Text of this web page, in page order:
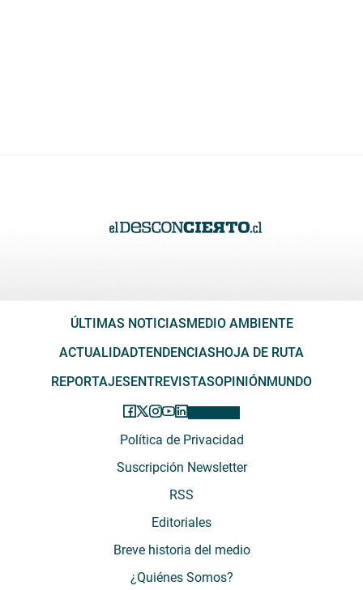
ÚLTIMAS NOTICIASMEDIO AMBIENTE
ACTUALIDADTENDENCIASHOJA DE RUTA
REPORTAJESENTREVISTASOPINIÓNMUNDO
Política de Privacidad
Suscripción Newsletter
RSS
Editoriales
Breve historia del medio
¿Quiénes Somos?